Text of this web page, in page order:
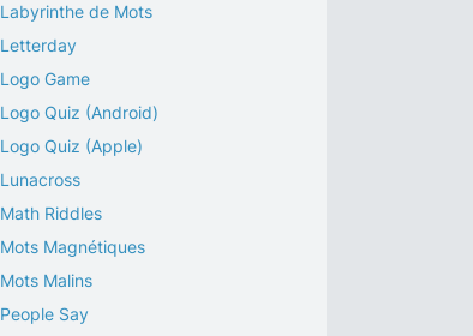
Labyrinthe de Mots
Letterday
Logo Game
Logo Quiz (Android)
Logo Quiz (Apple)
Lunacross
Math Riddles
Mots Magnétiques
Mots Malins
People Say